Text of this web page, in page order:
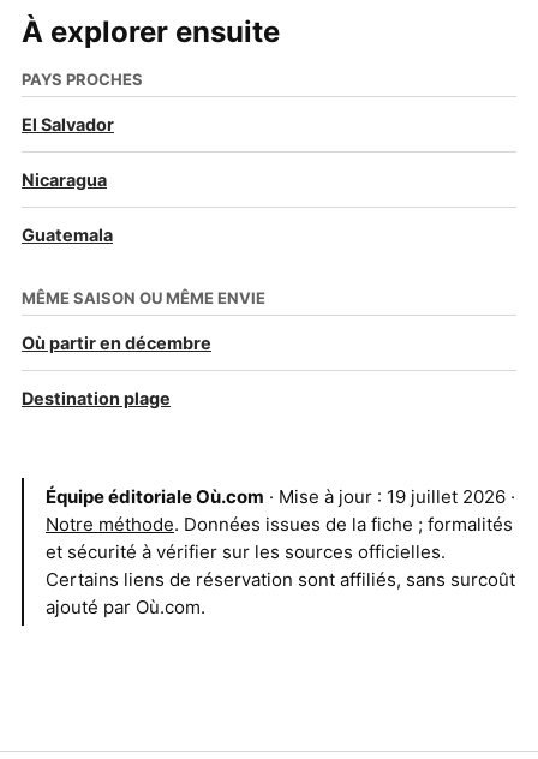
À explorer ensuite
PAYS PROCHES
El Salvador
Nicaragua
Guatemala
MÊME SAISON OU MÊME ENVIE
Où partir en décembre
Destination plage
Équipe éditoriale Où.com · Mise à jour : 19 juillet 2026 ·
Notre méthode. Données issues de la fiche ; formalités
et sécurité à vérifier sur les sources officielles.
Certains liens de réservation sont affiliés, sans surcoût
ajouté par Où.com.